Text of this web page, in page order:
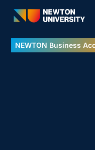
NEWTON Business